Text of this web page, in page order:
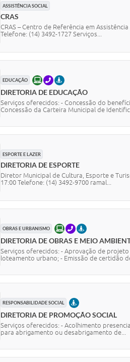
ASSISTÊNCIA SOCIAL
CRAS
CRAS – Centro de Referência em
Telefone: (14) 3492-1727 Serviços...
EDUCAÇÃO ONLINETELEFONEPRESENCIAL
DIRETORIA DE EDUCAÇÃO
Serviços oferecidos: - Concessão do
Concessão da Carteira Municipal de
ESPORTE E LAZER
DIRETORIA DE ESPORTE
Diretor Municipal de Cultura, Esporte e
17:00 Telefone: (14) 3492-9700 ramal...
OBRAS E URBANISMO ONLINETELEFONEPRESENCIAL
DIRETORIA DE OBRAS E MEIO
Serviços oferecidos: - Aprovação de
loteamento urbano; - Emissão de certidão
RESPONSABILIDADE SOCIAL PRESENCIAL
DIRETORIA DE PROMOÇÃO SOCIAL
Serviços oferecidos: - Acolhimento
para abrigamento ou desabrigamento de...